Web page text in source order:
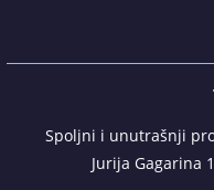
Spoljni i unutrašnji
Jurija Gagarina